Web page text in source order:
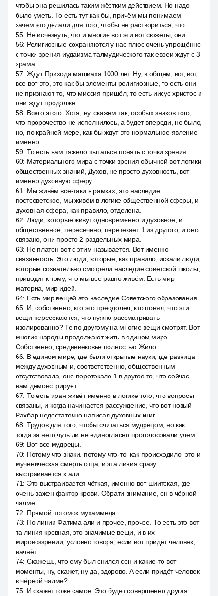
чтобы она решилась таким жёстким действием. Но надо
было уметь. То есть тут как бы, причём мы понимаем,
зачем это делали для того, чтобы не раствориться, что
55: Не исчезнуть, что и многие вот эти вот сюжеты, они
56: Религиозные сохраняются у нас плюс очень упрощённо
с точки зрения иудаизма талмудического так евреи ждут с 3
храма.
57: Ждут Прихода машиаха 1000 лет. Ну, в общем, вот, вот,
все вот это, это как бы элементы религиозные, то есть они
не признают то, что миссия пришёл, то есть иисус христос и
они ждут продолже.
58: Всего этого. Хотя, ну, скажем так, особых знаков того,
что пророчество не исполнилось, а будет впереди, не было,
но, по крайней мере, как бы ждут это нормальное явление
именно
59: То есть нам тяжело пытаться понять с точки зрения
60: Материального мира с точки зрения обычной вот логики
общественных знаний, Духов, не просто духовность, вот
именно духовную сферу.
61: Мы живём все-таки в рамках, это наследие
постсоветское, мы живём в логике общественной сферы, и
духовная сфера, как правило, отделена.
62: Люди, которые живут одновременно и духовное, и
общественное, пересечено, перетекает 1 из другого, и оно
связано, они просто 2 раздельных мира.
63: Не платон вот с этим называется. Вот именно
связанность. Это люди, которые, как правило, искали люди,
которые сознательно смотрели наследие советской школы,
приводит к тому, что мы все равно живём. Есть мир
материа, мир идей.
64: Есть мир вещей это наследие Советского образования.
65: И, собственно, кто это преодолел, кто понял, что эти
вещи пересекаются, что нужно рассматривать
изолированно? Те по другому на многие вещи смотрят. Вот
многие народы продолжают жить в едином мире.
Собственно, средневековье полностью Жило.
66: В едином мире, где были открытые науки, где разница
между духовным и, соответственно, общественным
отсутствовала, оно перетекало 1 в другое то, что сейчас
нам демонстрирует.
67: То есть иран живёт именно в логике того, что вопросы
связаны, и когда начинается рассуждение, что вот новый
Рахбар недостаточно написал духовных книг.
68: Трудов для того, чтобы считаться мудрецом, но как
тогда за него чуть ли не единогласно проголосовали улем.
69: Вот все мудрецы.
70: Потому что знаки, потому что-то, как происходило, это и
мученическая смерть отца, и эта линия сразу
выстраивается к али.
71: Это выстраивается чёткая, именно вот шиитская, где
очень важен фактор крови. Обрати внимание, он в чёрной
чалме.
72: Прямой потомок мухаммеда.
73: По линии Фатима али и прочее, прочее. То есть это вот
та линия кровная, это значимые вещи, и в их
мировоззрении, условно говоря, если вот придёт человек,
начнёт
74: Скажешь, что ему был снился сон и какие-то вот
моменты, ну, скажет, ну да, здорово. А если придёт человек
в чёрной чалме?
75: И скажет тоже самое. Это будет совершенно другая